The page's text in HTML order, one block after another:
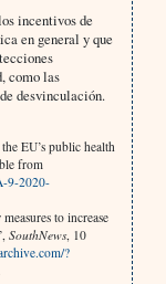
incentivos de
en general y que
como las
desvinculación.
EU’s public health
from
9-2020-
to increase
SouthNews, 10
?